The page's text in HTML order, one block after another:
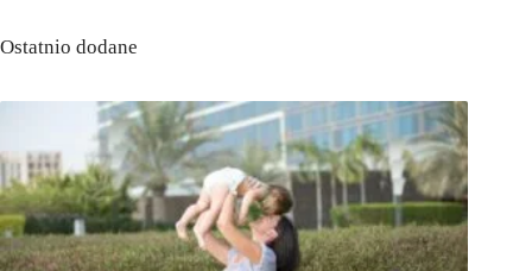
Ostatnio dodane